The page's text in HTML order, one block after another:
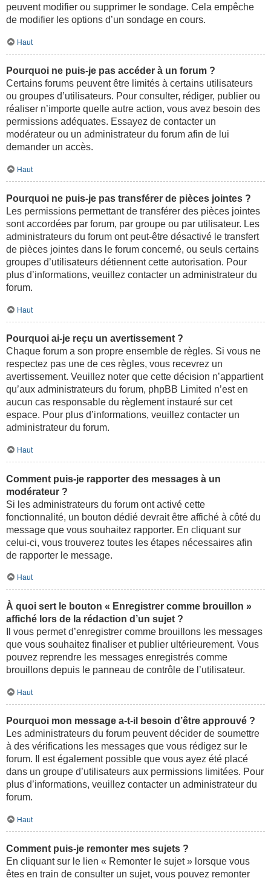
peuvent modifier ou supprimer le sondage. Cela empêche
de modifier les options d’un sondage en cours.
Haut
Pourquoi ne puis-je pas accéder à un forum ?
Certains forums peuvent être limités à certains utilisateurs
ou groupes d’utilisateurs. Pour consulter, rédiger, publier ou
réaliser n’importe quelle autre action, vous avez besoin des
permissions adéquates. Essayez de contacter un
modérateur ou un administrateur du forum afin de lui
demander un accès.
Haut
Pourquoi ne puis-je pas transférer de pièces jointes ?
Les permissions permettant de transférer des pièces jointes
sont accordées par forum, par groupe ou par utilisateur. Les
administrateurs du forum ont peut-être désactivé le transfert
de pièces jointes dans le forum concerné, ou seuls certains
groupes d’utilisateurs détiennent cette autorisation. Pour
plus d’informations, veuillez contacter un administrateur du
forum.
Haut
Pourquoi ai-je reçu un avertissement ?
Chaque forum a son propre ensemble de règles. Si vous ne
respectez pas une de ces règles, vous recevrez un
avertissement. Veuillez noter que cette décision n’appartient
qu’aux administrateurs du forum, phpBB Limited n’est en
aucun cas responsable du règlement instauré sur cet
espace. Pour plus d’informations, veuillez contacter un
administrateur du forum.
Haut
Comment puis-je rapporter des messages à un
modérateur ?
Si les administrateurs du forum ont activé cette
fonctionnalité, un bouton dédié devrait être affiché à côté du
message que vous souhaitez rapporter. En cliquant sur
celui-ci, vous trouverez toutes les étapes nécessaires afin
de rapporter le message.
Haut
À quoi sert le bouton « Enregistrer comme brouillon »
affiché lors de la rédaction d’un sujet ?
Il vous permet d’enregistrer comme brouillons les messages
que vous souhaitez finaliser et publier ultérieurement. Vous
pouvez reprendre les messages enregistrés comme
brouillons depuis le panneau de contrôle de l’utilisateur.
Haut
Pourquoi mon message a-t-il besoin d’être approuvé ?
Les administrateurs du forum peuvent décider de soumettre
à des vérifications les messages que vous rédigez sur le
forum. Il est également possible que vous ayez été placé
dans un groupe d’utilisateurs aux permissions limitées. Pour
plus d’informations, veuillez contacter un administrateur du
forum.
Haut
Comment puis-je remonter mes sujets ?
En cliquant sur le lien « Remonter le sujet » lorsque vous
êtes en train de consulter un sujet, vous pouvez remonter